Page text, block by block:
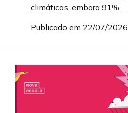
climáticas, embora 91% ...
Publicado em 22/07/2026